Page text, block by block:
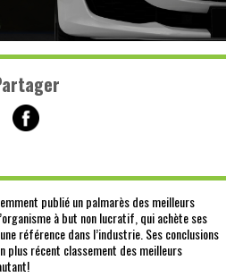
publié un palmarès des meilleurs
à but non lucratif, qui achète ses
référence dans l’industrie. Ses conclusions
plus récent classement des meilleurs